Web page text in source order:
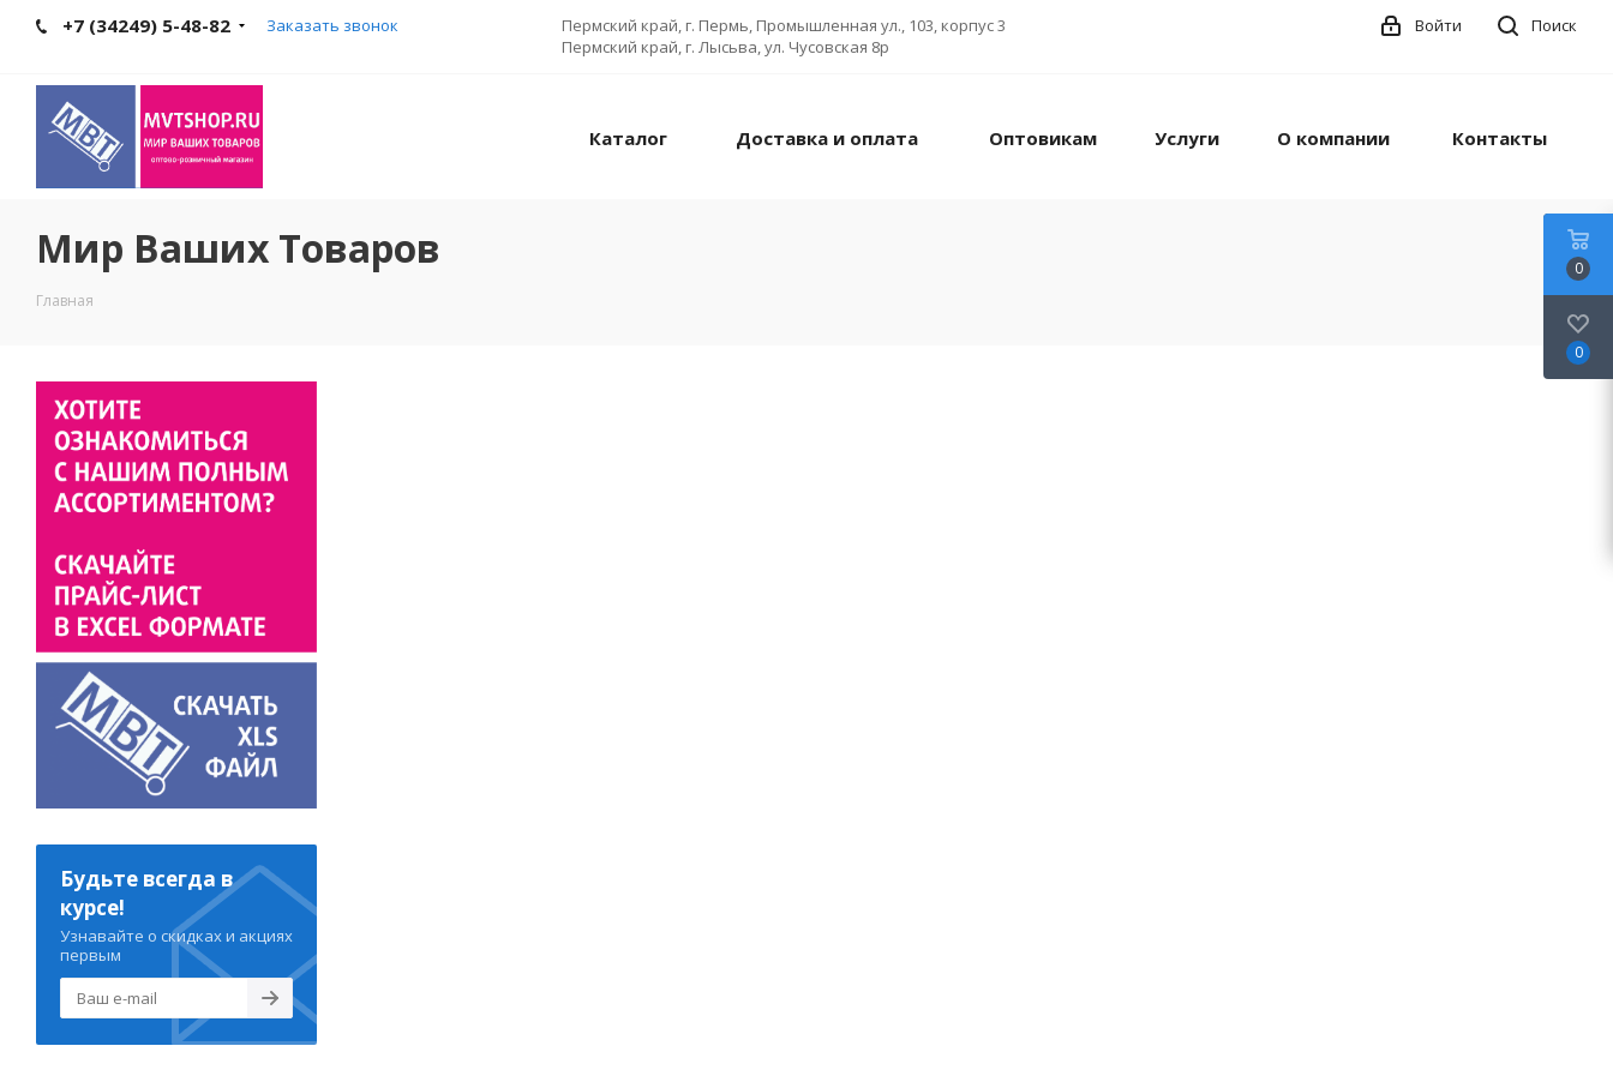
+7 (34249) 5-48-82 Заказать звонок
Пермский край, г. Пермь, Промышленная ул., 103, корпус 3
Пермский край, г. Лысьва, ул. Чусовская 8р
Поиск
Войти
Каталог Доставка и оплата Оптовикам Услуги О компании Контакты
Мир Ваших Товаров
Главная
Будьте всегда в
курсе!
Узнавайте о скидках и акциях
первым
0
0